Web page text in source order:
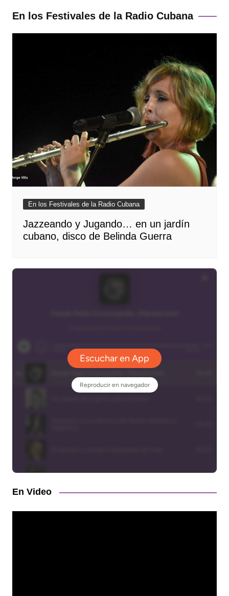
En los Festivales de la Radio Cubana
En los Festivales de la Radio Cubana
Jazzeando y Jugando… en un jardín
cubano, disco de Belinda Guerra
En Video